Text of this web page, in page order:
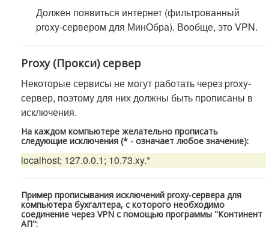
Должен появиться интернет (фильтрованный
proxy-сервером для МинОбра). Вообще, это VPN.
Proxy (Прокси) сервер
Некоторые сервисы не могут работать через proxy-
сервер, поэтому для них должны быть прописаны в
исключения.
На каждом компьютере желательно прописать
следующие исключения (* - означает любое значение):
localhost; 127.0.0.1; 10.73.xy.*
Пример прописывания исключений proxy-сервера для
компьютера бухгалтера, с которого необходимо
соединение через VPN с помощью программы "Континент
АП":